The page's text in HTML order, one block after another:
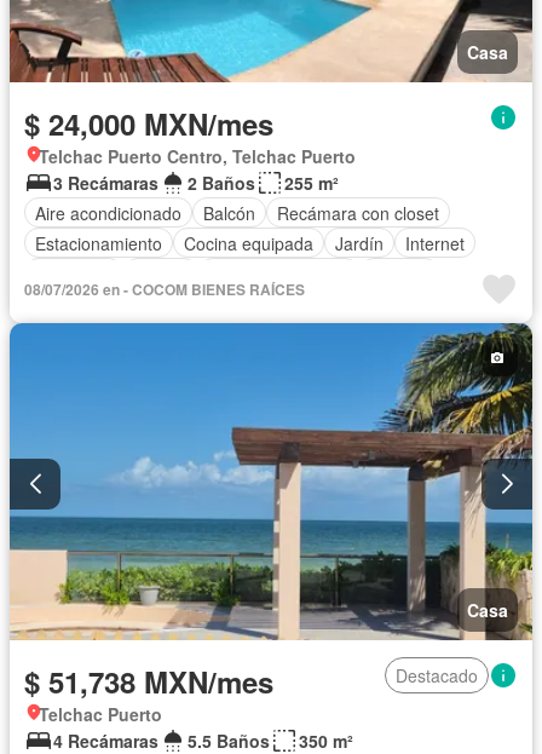
Casa
$ 24,000 MXN/mes
Telchac Puerto Centro, Telchac Puerto
3 Recámaras
2 Baños
255 m²
Aire acondicionado
Balcón
Recámara con closet
Estacionamiento
Cocina equipada Jardín
Internet
Terraza
Televisión por cable
Patio
08/07/2026 en - COCOM BIENES RAÍCES
Casa
$ 51,738 MXN/mes
Destacado
Telchac Puerto
4 Recámaras
5.5 Baños
350 m²